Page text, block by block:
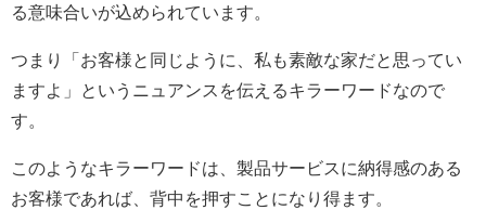
る意味合いが込められています。
つまり「お客様と同じように、私も素敵な家だと思ってい
ますよ」というニュアンスを伝えるキラーワードなので
す。
このようなキラーワードは、製品サービスに納得感のある
お客様であれば、背中を押すことになり得ます。